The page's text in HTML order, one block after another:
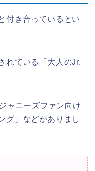
付き合っているとい
れている「大人のJr.
ャニーズファン向け
グ」などがありまし